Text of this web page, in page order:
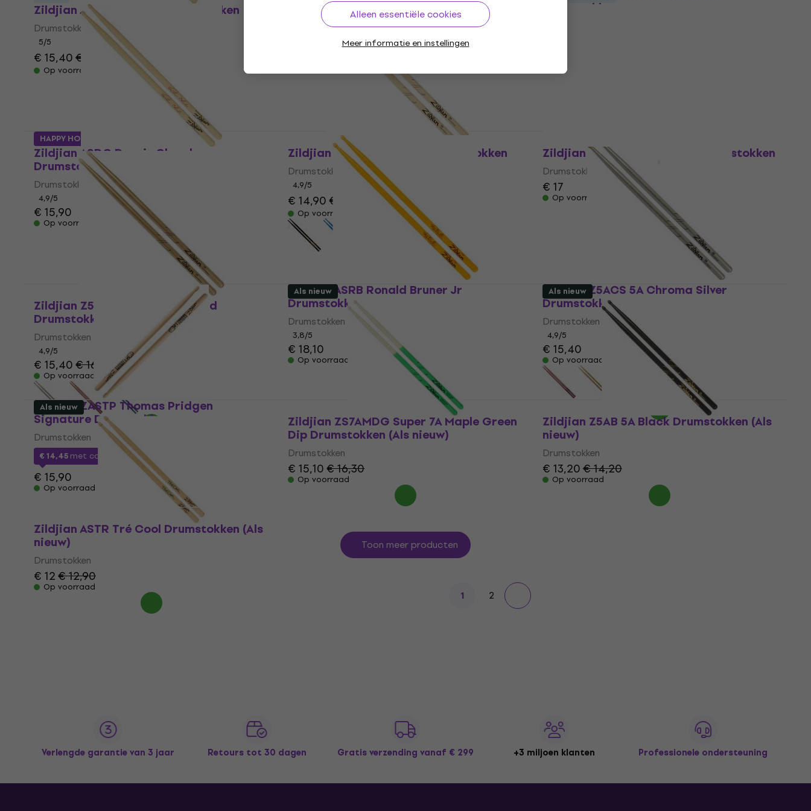
Alleen essentiële cookies
Meer informatie en instellingen
Zildjian ASTR Tré Cool Drumstokken
Drumstokken
5/5
€ 15,40€ 17,80
- 13 %
Op voorraad
Drumstokken
Op voorraad
Drumstokken
Zildjian ASDC Dennis Chambers
Drumstokken
Drumstokken
4,9/5
€ 15,90
Op voorraad
Zildjian Z5AN 5A Natural Drumstokken
Drumstokken
4,9/5
€ 14,90€ 17,20
- 13 %
Op voorraad
Zildjian ASMK Manu Katche Drumstokken
Drumstokken
€ 17
Op voorraad
HAPPY HOUR
Zildjian Z5ACG 5A Chroma Gold
Drumstokken
Drumstokken
4,9/5
€ 15,40€ 16,30
Op voorraad
Zildjian ASRB Ronald Bruner Jr
Drumstokken
Drumstokken
3,8/5
€ 18,10
Op voorraad
Zildjian Z5ACS 5A Chroma Silver
Drumstokken
Drumstokken
4,9/5
€ 15,40
Op voorraad
Zildjian ZASTP Thomas Pridgen
Signature Drumstokken
Drumstokken
€ 14,45met code MUZMUZ-5
€ 15,90
Op voorraad
Als nieuw
Zildjian ZS7AMDG Super 7A Maple Green
Dip Drumstokken (Als nieuw)
Drumstokken
€ 15,10€ 16,30
Op voorraad
Als nieuw
Zildjian Z5AB 5A Black Drumstokken (Als
nieuw)
Drumstokken
€ 13,20€ 14,20
Op voorraad
Als nieuw
Zildjian ASTR Tré Cool Drumstokken (Als
nieuw)
Drumstokken
€ 12€ 12,90
Op voorraad
Toon meer producten
1 2
Verlengde garantie van 3 jaar Retours tot 30 dagen Gratis verzending vanaf € 299 +3 miljoen klanten Professionele ondersteuning